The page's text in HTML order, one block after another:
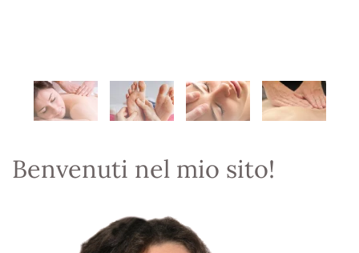
Benvenuti nel mio sito!